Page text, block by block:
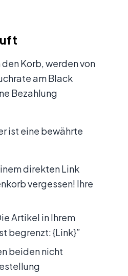
Korb, werden von
am Black
Bezahlung
ist eine bewährte
direkten Link
vergessen! Ihre
Artikel in Ihrem
begrenzt: {Link}”
beiden nicht